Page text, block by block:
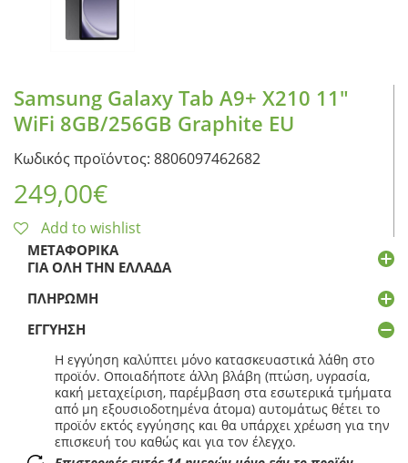
Samsung Galaxy Tab A9+ X210 11″
WiFi 8GB/256GB Graphite EU
Κωδικός προϊόντος: 8806097462682
249,00€
Add to wishlist
ΜΕΤΑΦΟΡΙΚΆ
ΓΙΑ ΌΛΗ ΤΗΝ ΕΛΛΆΔΑ
ΠΛΗΡΩΜΉ
ΕΓΓΎΗΣΗ
Η εγγύηση καλύπτει μόνο κατασκευαστικά λάθη στο
προϊόν. Οποιαδήποτε άλλη βλάβη (πτώση, υγρασία,
κακή μεταχείριση, παρέμβαση στα εσωτερικά τμήματα
από μη εξουσιοδοτημένα άτομα) αυτομάτως θέτει το
προϊόν εκτός εγγύησης και θα υπάρχει χρέωση για την
επισκευή του καθώς και για τον έλεγχο.